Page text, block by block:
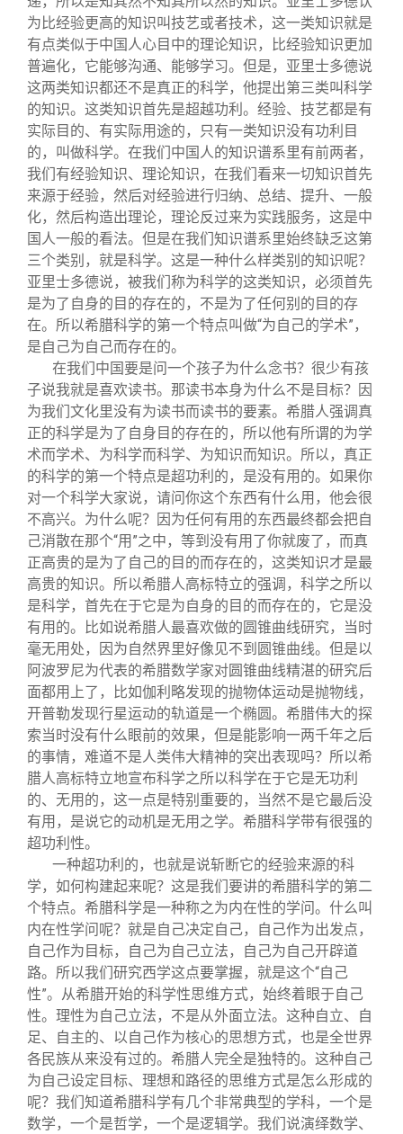
为比经验更高的知识叫技艺或者技术，这一类知识就是
有点类似于中国人心目中的理论知识，比经验知识更加
普遍化，它能够沟通、能够学习。但是，亚里士多德说
这两类知识都还不是真正的科学，他提出第三类叫科学
的知识。这类知识首先是超越功利。经验、技艺都是有
实际目的、有实际用途的，只有一类知识没有功利目
的，叫做科学。在我们中国人的知识谱系里有前两者，
我们有经验知识、理论知识，在我们看来一切知识首先
来源于经验，然后对经验进行归纳、总结、提升、一般
化，然后构造出理论，理论反过来为实践服务，这是中
国人一般的看法。但是在我们知识谱系里始终缺乏这第
三个类别，就是科学。这是一种什么样类别的知识呢？
亚里士多德说，被我们称为科学的这类知识，必须首先
是为了自身的目的存在的，不是为了任何别的目的存
在。所以希腊科学的第一个特点叫做“为自己的学术”，
是自己为自己而存在的。
在我们中国要是问一个孩子为什么念书？很少有孩
子说我就是喜欢读书。那读书本身为什么不是目标？因
为我们文化里没有为读书而读书的要素。希腊人强调真
正的科学是为了自身目的存在的，所以他有所谓的为学
术而学术、为科学而科学、为知识而知识。所以，真正
的科学的第一个特点是超功利的，是没有用的。如果你
对一个科学大家说，请问你这个东西有什么用，他会很
不高兴。为什么呢？因为任何有用的东西最终都会把自
己消散在那个“用”之中，等到没有用了你就废了，而真
正高贵的是为了自己的目的而存在的，这类知识才是最
高贵的知识。所以希腊人高标特立的强调，科学之所以
是科学，首先在于它是为自身的目的而存在的，它是没
有用的。比如说希腊人最喜欢做的圆锥曲线研究，当时
毫无用处，因为自然界里好像见不到圆锥曲线。但是以
阿波罗尼为代表的希腊数学家对圆锥曲线精湛的研究后
面都用上了，比如伽利略发现的抛物体运动是抛物线，
开普勒发现行星运动的轨道是一个椭圆。希腊伟大的探
索当时没有什么眼前的效果，但是能影响一两千年之后
的事情，难道不是人类伟大精神的突出表现吗？所以希
腊人高标特立地宣布科学之所以科学在于它是无功利
的、无用的，这一点是特别重要的，当然不是它最后没
有用，是说它的动机是无用之学。希腊科学带有很强的
超功利性。
一种超功利的，也就是说斩断它的经验来源的科
学，如何构建起来呢？这是我们要讲的希腊科学的第二
个特点。希腊科学是一种称之为内在性的学问。什么叫
内在性学问呢？就是自己决定自己，自己作为出发点，
自己作为目标，自己为自己立法，自己为自己开辟道
路。所以我们研究西学这点要掌握，就是这个“自己
性”。从希腊开始的科学性思维方式，始终着眼于自己
性。理性为自己立法，不是从外面立法。这种自立、自
足、自主的、以自己作为核心的思想方式，也是全世界
各民族从来没有过的。希腊人完全是独特的。这种自己
为自己设定目标、理想和路径的思维方式是怎么形成的
呢？我们知道希腊科学有几个非常典型的学科，一个是
数学，一个是哲学，一个是逻辑学。我们说演绎数学、